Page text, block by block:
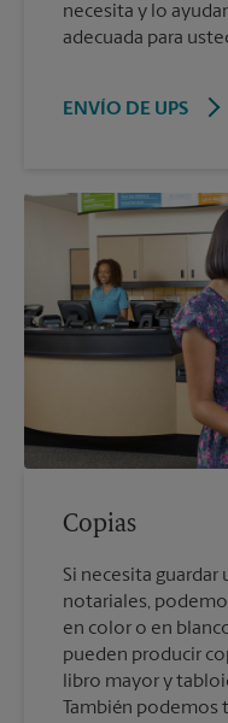
necesita y lo
adecuada para
ENVÍO DE UPS
Copias
Si necesita
notariales,
en color o en
pueden producir
libro mayor y
También